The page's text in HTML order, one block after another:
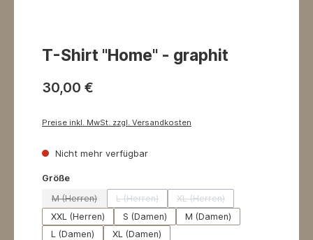
T-Shirt "Home" - graphit
30,00 €
Preise inkl. MwSt. zzgl. Versandkosten
Nicht mehr verfügbar
Größeauswählen
M (Herren)
(Diese Option ist zurzeit nicht verfügbar.)
L (Herren)
(Diese Option ist zurzeit nicht verfügbar.)
XL (Herren)
(Diese Option ist zurzeit
XXL (Herren) S (Damen)
M (Damen)
L (Damen)
XL (Damen)